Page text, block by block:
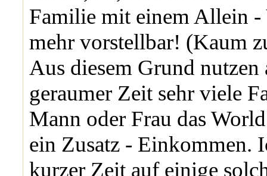
Familie mit einem Allein -
mehr vorstellbar! (Kaum
Aus diesem Grund nutzen
geraumer Zeit sehr viele
Mann oder Frau das
ein Zusatz - Einkommen.
kurzer Zeit auf einige